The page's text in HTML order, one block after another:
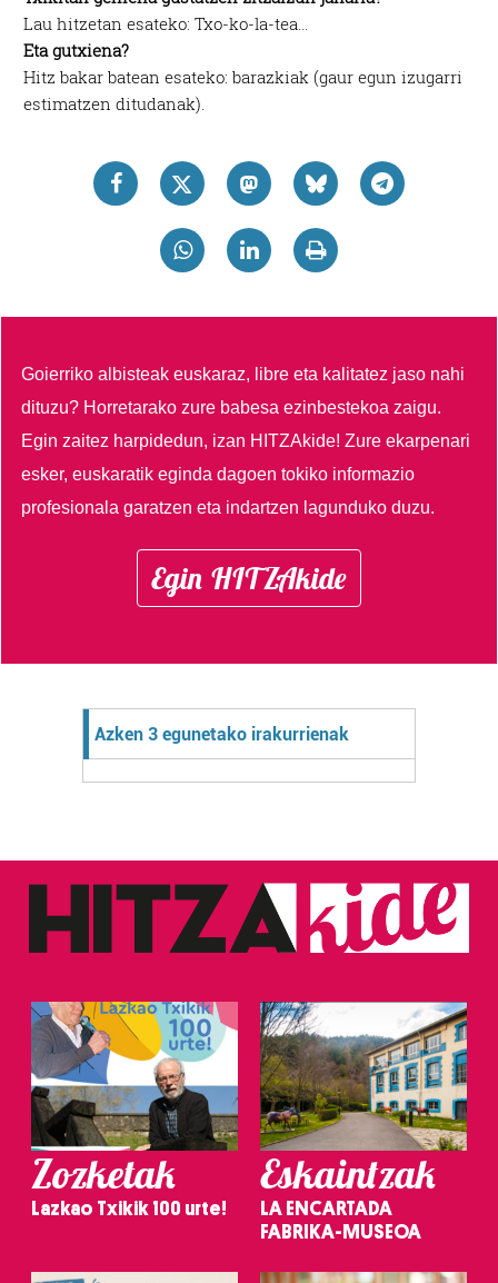
Lau hitzetan esateko: Txo-ko-la-tea…
Eta gutxiena?
Hitz bakar batean esateko: barazkiak (gaur egun izugarri
estimatzen ditudanak).
Goierriko albisteak euskaraz, libre eta kalitatez jaso nahi
dituzu? Horretarako zure babesa ezinbestekoa zaigu.
Egin zaitez harpidedun, izan HITZAkide!Zure ekarpenari
esker, euskaratik eginda dagoen tokiko informazio
profesionala garatzen eta indartzen lagunduko duzu.
Egin HITZAkide
Azken 3 egunetako irakurrienak
Zozketak
Lazkao Txikik 100 urte!
Eskaintzak
LA ENCARTADA
FABRIKA-MUSEOA